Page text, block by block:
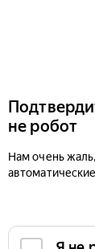
не робот
Нам очень